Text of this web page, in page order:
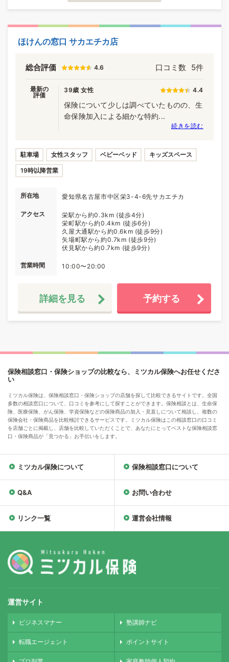
ほけんの窓口 サカエチカ店
総合評価 4.6 口コミ数 5件
最新の
評価
39歳 女性 4.4
保険について少しは調べていたものの、生
命保険加入による細かな特約...
続きを読む
駐車場 女性スタッフ ベビーベッド キッズスペース
19時以降営業
所在地 愛知県名古屋市中区栄3-4-6先サカエチカ
アクセス
栄駅から約0.3km (徒歩4分)
栄町駅から約0.4km (徒歩6分)
久屋大通駅から約0.6km (徒歩9分)
矢場町駅から約0.7km (徒歩9分)
伏見駅から約0.7km (徒歩9分)
営業時間 10:00〜20:00
詳細を見る 予約する
保険相談窓口・保険ショップの比較なら、ミツカル保険へお任せくださ
い
ミツカル保険は、保険相談窓口・保険ショップの店舗を探して比較できるサイトです。全国
多数の相談窓口について、口コミを参考にして探すことができます。保険相談とは、生命保
険、医療保険、がん保険、学資保険などの保険商品の加入・見直しについて相談し、複数の
保険会社・保険商品を比較検討できるサービスです。ミツカル保険はこの相談窓口の口コミ
を店舗ごとに掲載し、店舗を比較していただくことで、あなたにとってベストな保険相談窓
口・保険商品が「見つかる」お手伝いをします。
ミツカル保険について 保険相談窓口について
Q&A お問い合わせ
リンク一覧 運営会社情報
運営サイト
ビジネスマナー 塾講師ナビ
転職エージェント ポイントサイト